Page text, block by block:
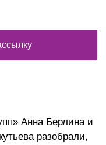
Анна Берлина и
разобрали,